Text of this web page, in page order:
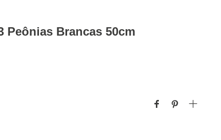
Peônias Brancas 50cm